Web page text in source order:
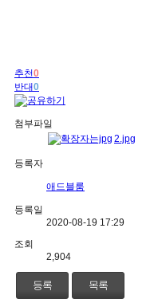
추천0
반대0
첨부파일
2.jpg
등록자
애드블룸
등록일
2020-08-19 17:29
조회
2,904
등록 목록